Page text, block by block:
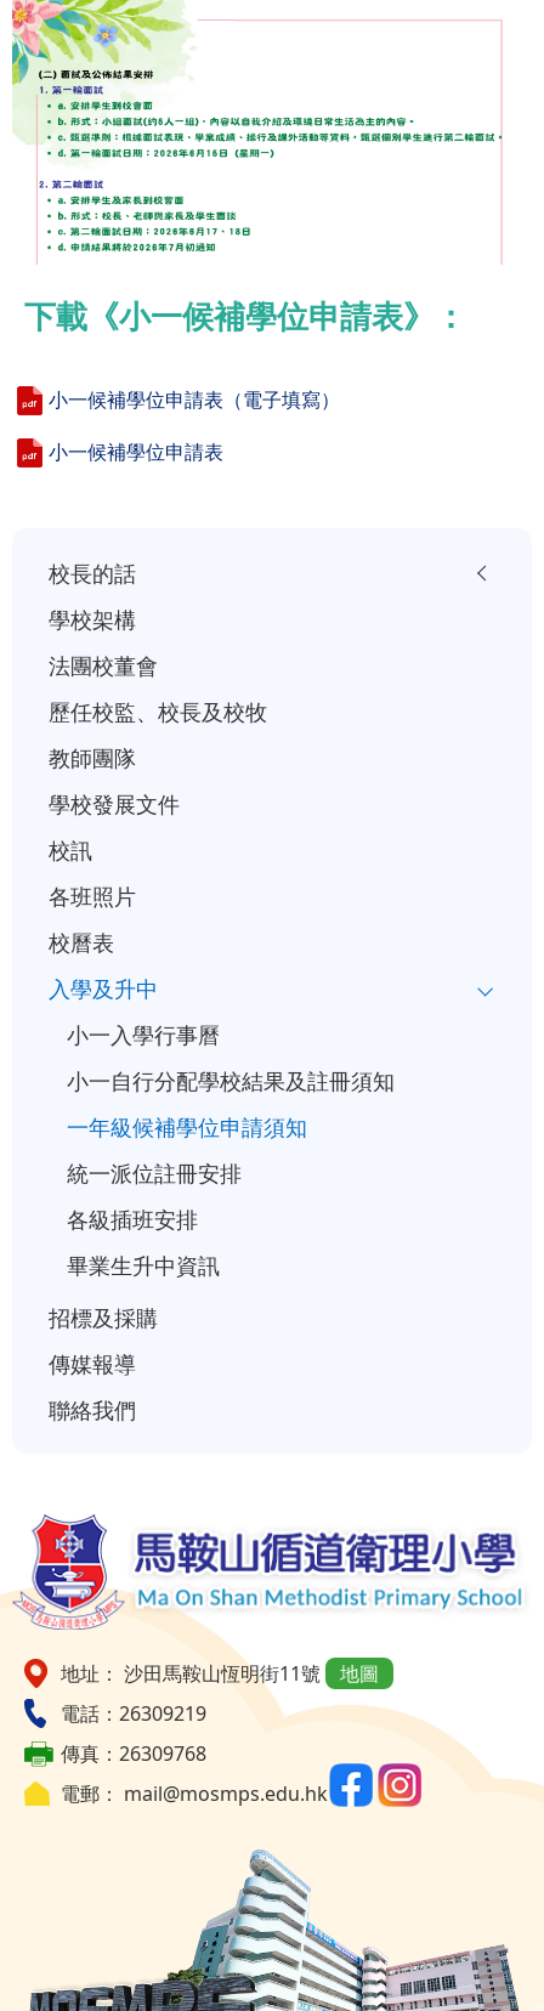
下載《小一候補學位申請表》：
小一候補學位申請表（電子填寫）
小一候補學位申請表
校長的話
學校架構
法團校董會
歷任校監、校長及校牧
教師團隊
學校發展文件
校訊
各班照片
校曆表
入學及升中
小一入學行事曆
小一自行分配學校結果及註冊須知
一年級候補學位申請須知
統一派位註冊安排
各級插班安排
畢業生升中資訊
招標及採購
傳媒報導
聯絡我們
地址： 沙田馬鞍山恆明街11號
地圖
電話：26309219
傳真：26309768
電郵： mail@mosmps.edu.hk